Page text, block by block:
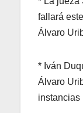
fallará
Álvaro
* Iván
Álvaro
instancias